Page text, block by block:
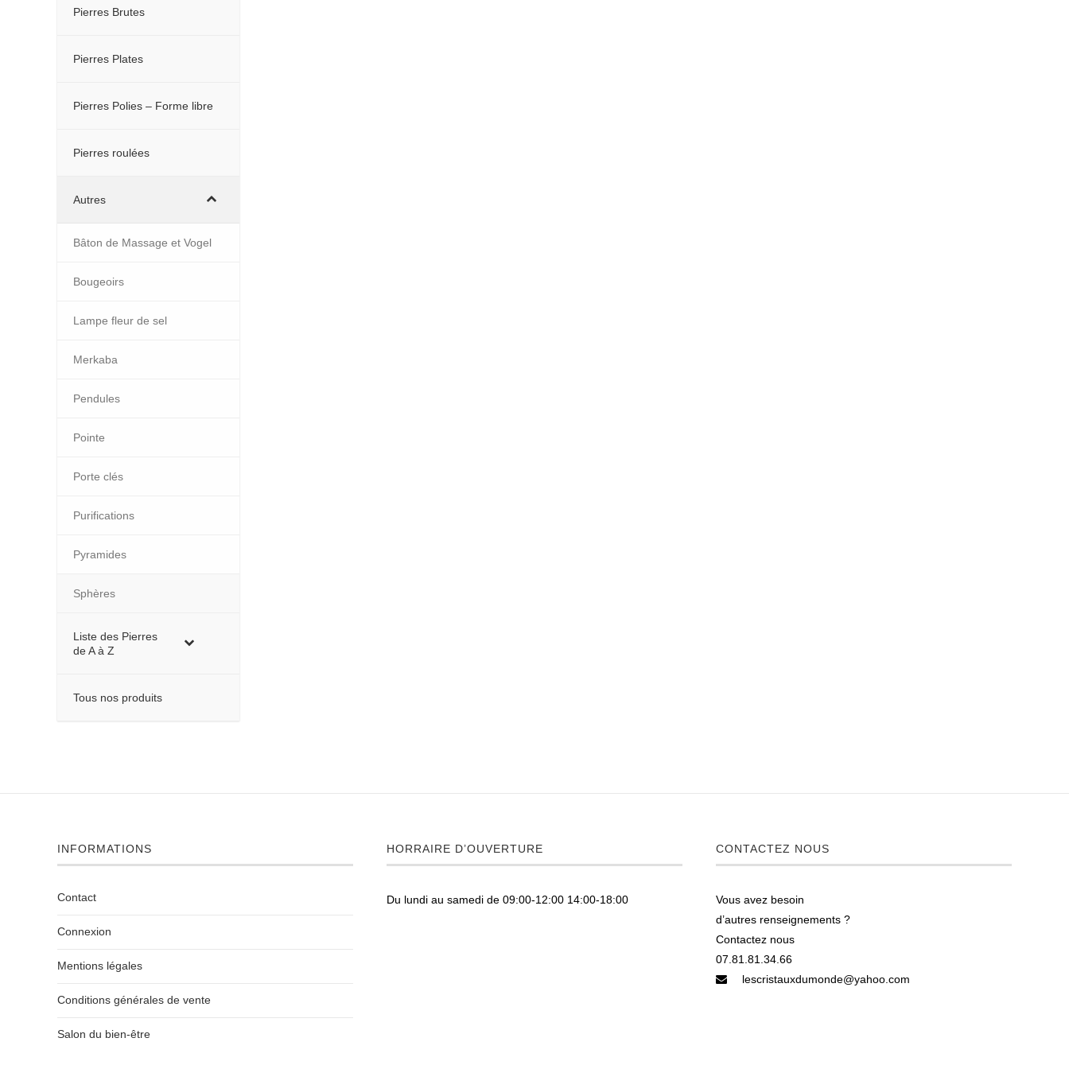
Pierres Brutes
Pierres Plates
Pierres Polies – Forme libre
Pierres roulées
Autres
Bâton de Massage et Vogel
Bougeoirs
Lampe fleur de sel
Merkaba
Pendules
Pointe
Porte clés
Purifications
Pyramides
Sphères
Liste des Pierres
de A à Z
Tous nos produits
INFORMATIONS
Contact
Connexion
Mentions légales
Conditions générales de vente
Salon du bien-être
HORRAIRE D’OUVERTURE
Du lundi au samedi de 09:00-12:00 14:00-18:00
CONTACTEZ NOUS
Vous avez besoin
d’autres renseignements ?
Contactez nous
07.81.81.34.66
lescristauxdumonde@yahoo.com